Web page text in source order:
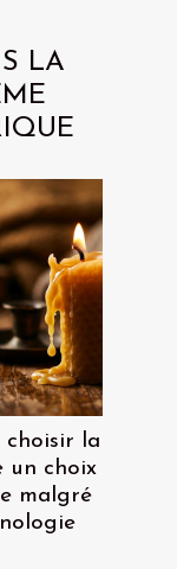
LA
choisir la
un choix
malgré